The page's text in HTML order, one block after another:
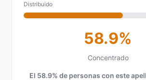
Distribuido
58.9%
Concentrado
El 58.9% de personas con este